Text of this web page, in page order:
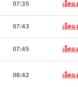
07:35 เอ็ด
07:43 เอ็ด
07:45 เอ็ด
08:42 เอ็ด